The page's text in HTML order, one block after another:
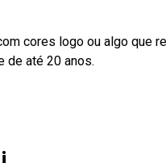
cores logo ou algo que
de até 20 anos.